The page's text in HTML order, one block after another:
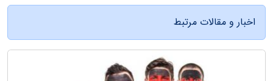
اخبار و مقالات مرتبط